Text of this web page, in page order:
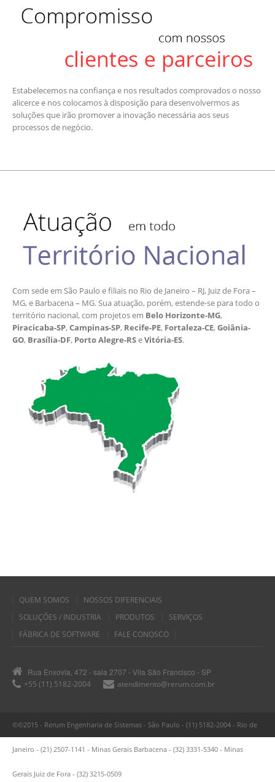
Estabelecemos na confiança e nos resultados comprovados o nosso
alicerce e nos colocamos à disposição para desenvolvermos as
soluções que irão promover a inovação necessária aos seus
processos de negócio.
Com sede em São Paulo e filiais no Rio de Janeiro – RJ, Juiz de Fora –
MG, e Barbacena – MG. Sua atuação, porém, estende-se para todo o
território nacional, com projetos em Belo Horizonte-MG,
Piracicaba-SP,Campinas-SP, Recife-PE, Fortaleza-CE,Goiânia-
GO, Brasília-DF, Porto Alegre-RSeVitória-ES.
QUEM SOMOS
NOSSOS DIFERENCIAIS
SOLUÇÕES / INDUSTRIA
PRODUTOS
SERVIÇOS
FÁBRICA DE SOFTWARE
FALE CONOSCO
Rua Enxovia, 472 - sala 2707 - Vila São Francisco - SP
+55 (11) 5182-2004
atendimento@rerum.com.br
©©2015 - Rerum Engenharia de Sistemas - São Paulo - (11) 5182-2004 - Rio de
Janeiro - (21) 2507-1141 - Minas Gerais Barbacena - (32) 3331-5340 - Minas
Gerais Juiz de Fora - (32) 3215-0509